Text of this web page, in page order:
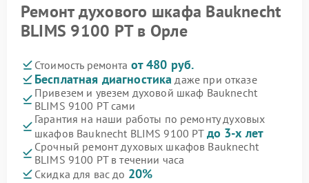
Ремонт духового шкафа Bauknecht
BLIMS 9100 PT в Орле
Стоимость ремонта от 480 руб.
Бесплатная диагностика даже при отказе
Привезем и увезем духовой шкаф Bauknecht
BLIMS 9100 PT сами
Гарантия на наши работы по ремонту духовых
шкафов Bauknecht BLIMS 9100 PT до 3-х лет
Срочный ремонт духовых шкафов Bauknecht
BLIMS 9100 PT в течении часа
Скидка для вас до 20%